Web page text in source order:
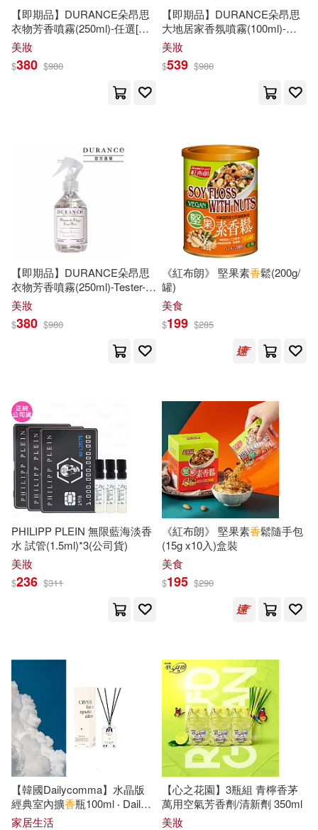
ﾒﾃﾞｨｱｻﾌﾟﾗｲ(12)
ケイ・エム・プロデュース(11)
周佳榮(11)
心培和尚(11) 朱耀偉(11)
桐香ゆうり(11) 楊宗翰(11)
清風九度(11)
覺年法師(11)
香澄麗子(11)
高嶋香帆(11) Kou(10)
MAXING(10)
やまもり三香(10) 丁立梅(10)
吉田恵里香(10)
岬あずさ(10)
広瀬結香(10) 強世功(10)
徐國能(10) 慈惠法師(10)
有村のぞみ(10)
本書編輯部(10) 李純瑀(10)
重慶出版社(27)
南海出版公司(26) 大樹林(26)
生活‧讀書‧新知三聯書店(26)
世茂(25)
北京理工大學出版社(25)
威向(25) 左岸文化(25)
春山出版(25) 自由之丘(25)
人民衛生出版社(24)
愛呦文創(24)
EVOSOUND(23)
上海交通大學出版社(23)
中國紡織出版社(23)
商務印書館(23) 聯合文學(23)
臺灣商務(23) 花城出版社(23)
馬可孛羅(23)
【即期品】DURANCE朵昂思
衣物芳香噴霧(250ml)-任選[亞
麻花/薰衣草] 亞麻花-期效
202612
美妝
$380 $980
【即期品】DURANCE朵昂思
大地居家香氛噴霧(100ml)-
Tester-任選[依蘭香草/茉莉花/
羊絨木]-期效202701 依蘭香草
美妝
$539 $980
【即期品】DURANCE朵昂思
衣物芳香噴霧(250ml)-Tester-
任選[薰衣草/清新亞麻]-期效
202701 薰衣草
美妝
$380 $980
《紅布朗》 堅果素香鬆(200g/
罐)
美食
$199 $285
PHILIPP PLEIN 無限藍海淡香
水 試管(1.5ml)*3(公司貨)
美妝
$236 $311
《紅布朗》 堅果素香鬆隨手包
(15g x10入)盒裝
美食
$195 $290
【韓國Dailycomma】水晶版
經典室內擴香瓶100ml ‧ Daily
Five (花木暖
家居生活
【心之花園】3瓶組 青檸香茅
萬用空氣芳香劑/清新劑 350ml
美妝